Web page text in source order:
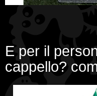
E per il
cappello?